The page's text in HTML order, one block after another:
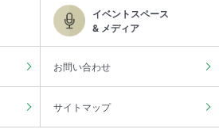
イベントスペース
& メディア
お問い合わせ
サイトマップ